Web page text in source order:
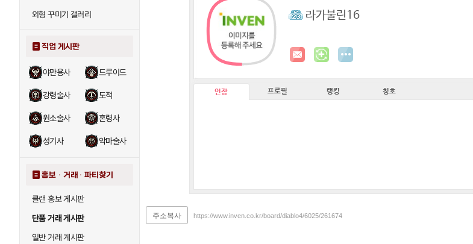
외형 꾸미기 갤러리
직업 게시판
야만용사 드루이드
강령술사 도적
원소술사 혼령사
성기사 악마술사
홍보 · 거래 · 파티찾기
클랜 홍보 게시판
단품 거래 게시판
일반 거래 게시판
라가불린16
인장 프로필 랭킹 칭호
주소복사 https://www.inven.co.kr/board/diablo4/6025/261674